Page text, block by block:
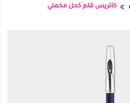
كاتريس قلم كحل مخملي